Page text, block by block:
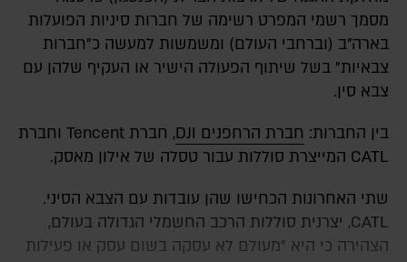
מסמך רשמי המפרט רשימה של חברות סיניות הפועלות
בארה"ב (וברחבי העולם) ומשמשות למעשה כ"חברות
צבאיות" בשל שיתוף הפעולה הישיר או העקיף שלהן עם
צבא סין.
בין החברות: חברת הרחפנים DJI
, חברת Tencent וחברת
CATL המייצרת סוללות עבור טסלה של אילון מאסק.
שתי האחרונות הכחישו שהן עובדות עם הצבא הסיני.
CATL, יצרנית סוללות הרכב החשמלי הגדולה בעולם,
הצהירה כי היא "מעולם לא עסקה בשום עסק או פעילות